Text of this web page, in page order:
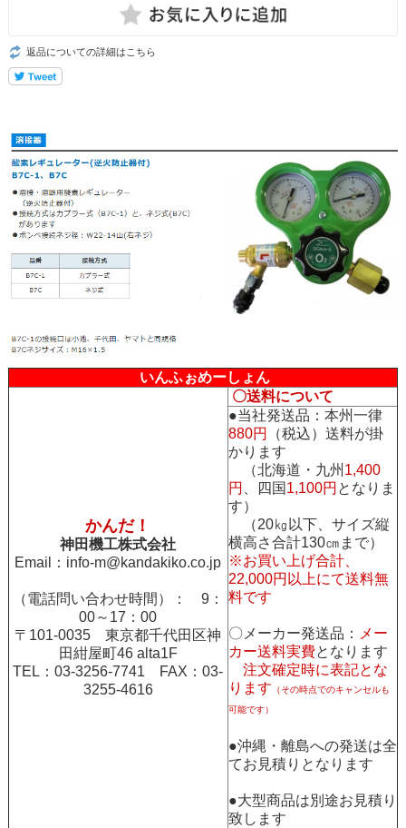
返品についての詳細はこちら
いんふぉめーしょん
かんだ！
神田機工株式会社
Email： info-m@kandakiko.co.jp
（電話問い合わせ時間）： 9：
00～17：00
〒101-0035 東京都千代田区神
田紺屋町46 alta1F
TEL：03-3256-7741 FAX：03-
3255-4616
〇送料について
●当社発送品：本州一律
880円
（税込）送料が掛
かります
（北海道・九州 1,400
円
、四国 1,100円 となりま
す）
（20㎏以下、サイズ縦
横高さ合計130㎝まで）
※お買い上げ合計、
22,000円以上にて送料無
料です
〇メーカー発送品：
メー
カー送料実費となります
注文確定時に表記とな
ります （その時点でのキャンセルも
可能です）
●沖縄・離島への発送は全
てお見積りとなります
●大型商品は別途お見積り
致します